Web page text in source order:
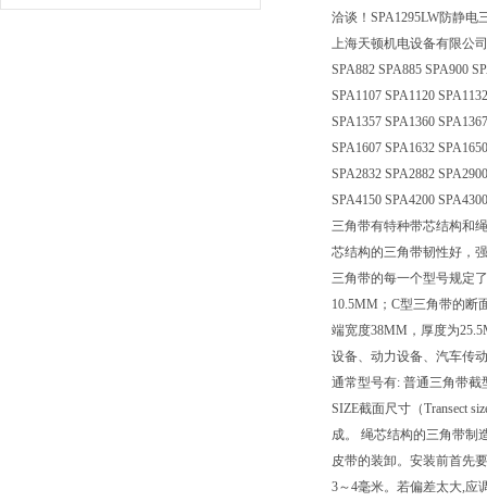
洽谈！SPA1295LW防静电
上海天顿机电设备有限公司
SPA882 SPA885 SPA900
SPA1107 SPA1120
SPA1357 SPA1360
SPA1607 SPA1632
SPA2832 SPA2882
SPA4150 SPA4200
三角带有特种带芯结构和
芯结构的三角带韧性好，
三角带的每一个型号规定
10.5MM；C型三角带的断
端宽度38MM，厚度为
设备、动力设备、汽车传
通常型号有: 普通三角带截
SIZE截面尺寸（Transect
成。 绳芯结构的三角带制
皮带的装卸。安装前首先
3～4毫米。若偏差太大,应